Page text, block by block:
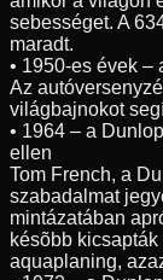
sebességet. A
maradt.
• 1950-es évek –
Az
világbajnokot
• 1964 – a
ellen
Tom French, a
szabadalmat
mintázatában
késõbb
aquaplaning,